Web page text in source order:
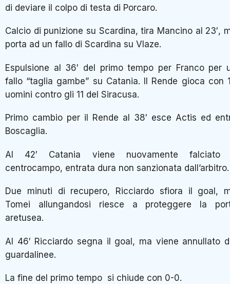
di deviare il colpo di testa di Porcaro.
Calcio di punizione su Scardina, tira Mancino al 23′,
porta ad un fallo di Scardina su Vlaze.
Espulsione al 36′ del primo tempo per Franco per
fallo “taglia gambe” su Catania. Il Rende gioca con
uomini contro gli 11 del Siracusa.
Primo cambio per il Rende al 38′ esce Actis ed
Boscaglia.
Al 42′ Catania viene nuovamente falciato
centrocampo, entrata dura non sanzionata dall’arbitro.
Due minuti di recupero, Ricciardo sfiora il goal,
Tomei allungandosi riesce a proteggere la
aretusea.
Al 46′ Ricciardo segna il goal, ma viene annullato
guardalinee.
La fine del primo tempo si chiude con 0-0.